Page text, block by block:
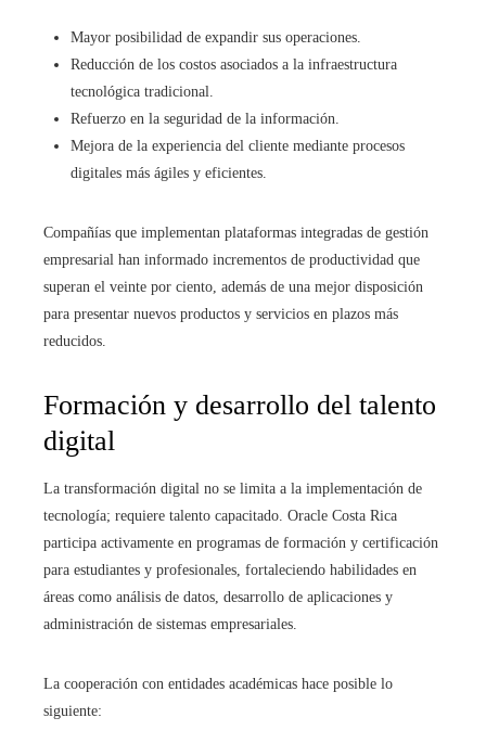
Mayor posibilidad de expandir sus operaciones.
Reducción de los costos asociados a la infraestructura
tecnológica tradicional.
Refuerzo en la seguridad de la información.
Mejora de la experiencia del cliente mediante procesos
digitales más ágiles y eficientes.
Compañías que implementan plataformas integradas de gestión
empresarial han informado incrementos de productividad que
superan el veinte por ciento, además de una mejor disposición
para presentar nuevos productos y servicios en plazos más
reducidos.
Formación y desarrollo del talento
digital
La transformación digital no se limita a la implementación de
tecnología; requiere talento capacitado. Oracle Costa Rica
participa activamente en programas de formación y certificación
para estudiantes y profesionales, fortaleciendo habilidades en
áreas como análisis de datos, desarrollo de aplicaciones y
administración de sistemas empresariales.
La cooperación con entidades académicas hace posible lo
siguiente: